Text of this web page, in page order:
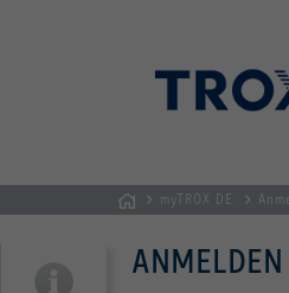
myTROX DE